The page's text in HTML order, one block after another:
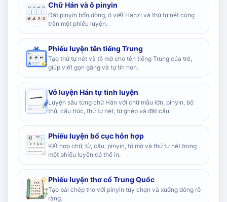
Chữ Hán và ô pinyin
Đặt pinyin bốn dòng, ô viết Hanzi và thứ tự nét cùng
trên một phiếu luyện.
Phiếu luyện tên tiếng Trung
Tạo thứ tự nét và tô mờ cho tên tiếng Trung của trẻ,
giúp viết gọn gàng và tự tin hơn.
Vở luyện Hán tự tinh luyện
Luyện sâu từng chữ Hán với chữ mẫu lớn, pinyin, bộ
thủ, cấu trúc, thứ tự nét, từ ghép và đặt câu.
Phiếu luyện bố cục hỗn hợp
Kết hợp chữ, từ, câu, pinyin, tô mờ và thứ tự nét trong
một phiếu luyện có thể in.
Phiếu luyện thơ cổ Trung Quốc
Tạo bài chép thơ với pinyin tùy chọn và xuống dòng rõ
ràng.